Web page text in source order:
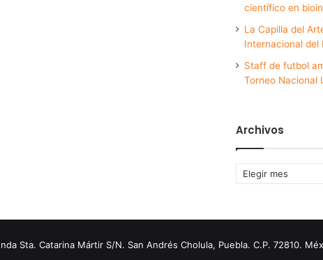
científico en
La Capilla del
Internacional del
Staff de futbol
Torneo Nacional
Archivos
Archivos
Sta. Catarina Mártir S/N. San Andrés Cholula, Puebla. C.P. 72810.